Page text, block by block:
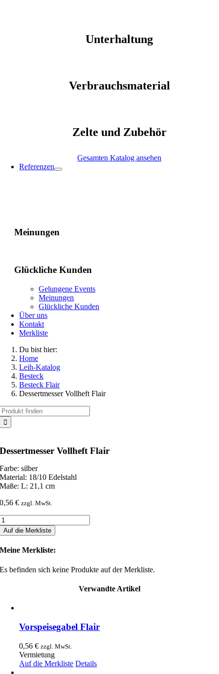
Unterhaltung
Verbrauchsmaterial
Zelte und Zubehör
Gesamten Katalog ansehen
Referenzen
Meinungen
Glückliche Kunden
Gelungene Events
Meinungen
Glückliche Kunden
Über uns
Kontakt
Merkliste
Du bist hier:
Home
Leih-Katalog
Besteck
Besteck Flair
Dessertmesser Vollheft Flair
Dessertmesser Vollheft Flair
Farbe: silber
Material: 18/10 Edelstahl
Maße: L: 21,1 cm
0,56€ zzgl. MwSt.
Auf die Merkliste
Meine Merkliste:
Es befinden sich keine Produkte auf der Merkliste.
Verwandte Artikel
Vorspeisegabel Flair
0,56€ zzgl. MwSt.
Vermietung
Auf die Merkliste Details